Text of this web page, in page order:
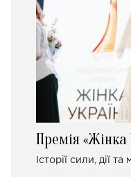
Премія «Жінка
Історії сили, дії